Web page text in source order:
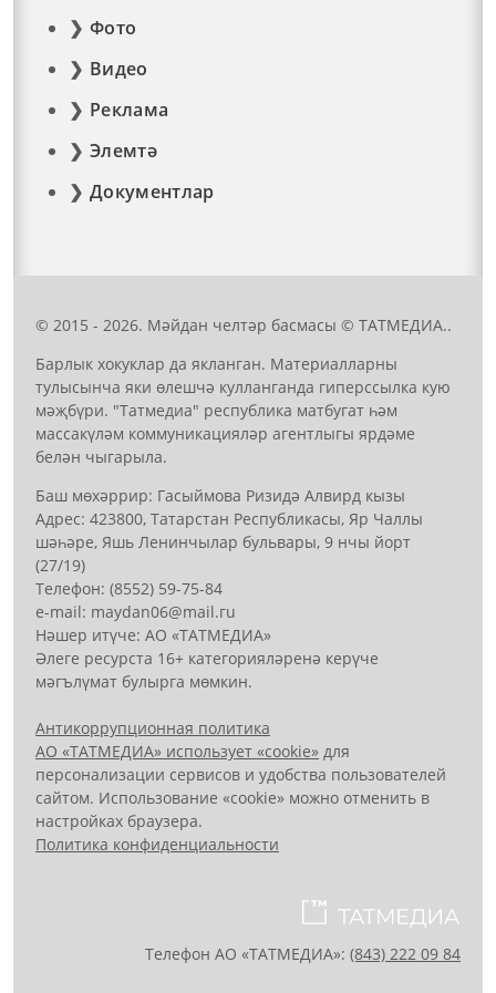
Фото
Видео
Реклама
Элемтә
Документлар
© 2015 - 2026. Мәйдан челтәр басмасы © ТАТМЕДИА..
Барлык хокуклар да якланган. Материалларны
тулысынча яки өлешчә кулланганда гиперссылка кую
мәҗбүри. "Татмедиа" республика матбугат һәм
массакүләм коммуникацияләр агентлыгы ярдәме
белән чыгарыла.
Баш мөхәррир: Гасыймова Ризидә Алвирд кызы
Адрес: 423800, Татарстан Республикасы, Яр Чаллы
шәһәре, Яшь Ленинчылар бульвары, 9 нчы йорт
(27/19)
Телефон: (8552) 59-75-84
е-mail: mауdаn06@mail.гu
Нәшер итүче: АО «ТАТМЕДИА»
Әлеге ресурста 16+ категорияләренә керүче
мәгълүмат булырга мөмкин.
Антикоррупционная политика
АО «ТАТМЕДИА» использует «cookie» для
персонализации сервисов и удобства пользователей
сайтом. Использование «cookie» можно отменить в
настройках браузера.
Политика конфиденциальности
Телефон АО «ТАТМЕДИА»: (843) 222 09 84